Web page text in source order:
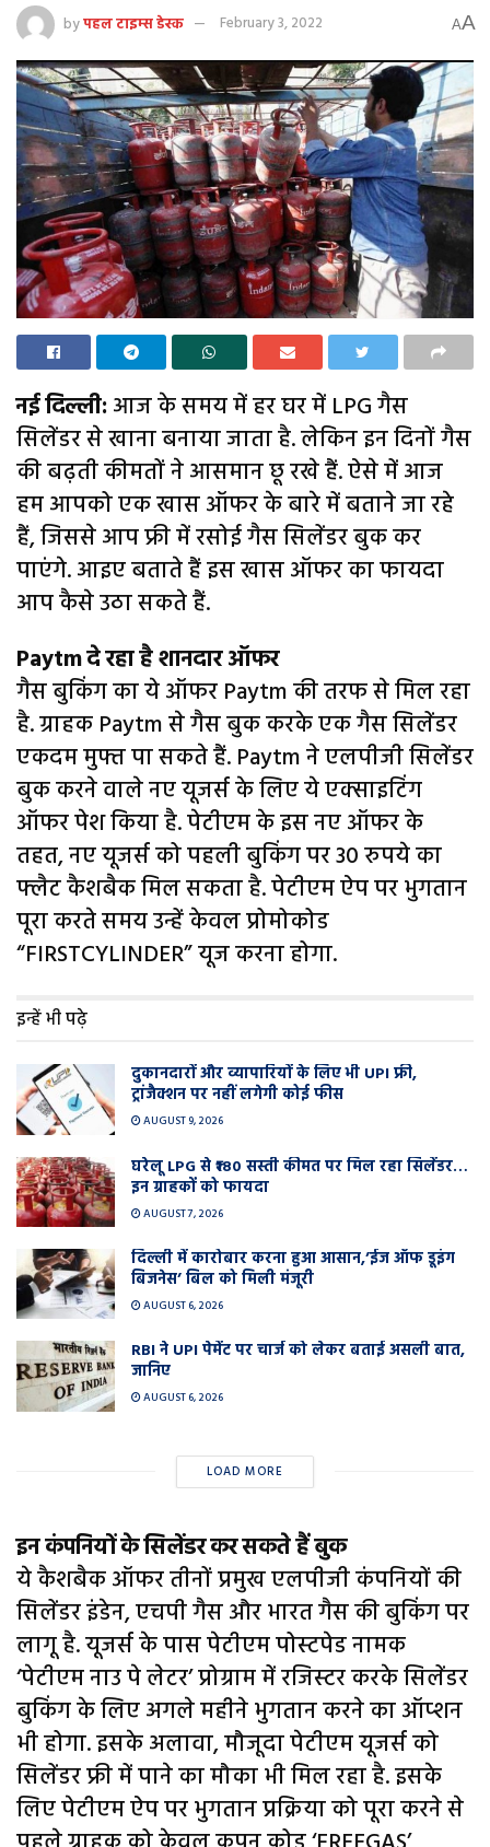
byपहल टाइम्स डेस्क February 3, 2022 AA
नई दिल्ली:आज के समय में हर घर में LPG गैस
सिलेंडर से खाना बनाया जाता है. लेकिन इन दिनों गैस
की बढ़ती कीमतों ने आसमान छू रखे हैं. ऐसे में आज
हम आपको एक खास ऑफर के बारे में बताने जा रहे
हैं, जिससे आप फ्री में रसोई गैस सिलेंडर बुक कर
पाएंगे. आइए बताते हैं इस खास ऑफर का फायदा
आप कैसे उठा सकते हैं.
Paytm दे रहा है शानदार ऑफर
गैस बुकिंग का ये ऑफर Paytm की तरफ से मिल रहा
है. ग्राहक Paytm से गैस बुक करके एक गैस सिलेंडर
एकदम मुफ्त पा सकते हैं. Paytm ने एलपीजी सिलेंडर
बुक करने वाले नए यूजर्स के लिए ये एक्साइटिंग
ऑफर पेश किया है. पेटीएम के इस नए ऑफर के
तहत, नए यूजर्स को पहली बुकिंग पर 30 रुपये का
फ्लैट कैशबैक मिल सकता है. पेटीएम ऐप पर भुगतान
पूरा करते समय उन्हें केवल प्रोमोकोड
“FIRSTCYLINDER” यूज करना होगा.
इन्हें भी पढ़े
दुकानदारों और व्यापारियों के लिए भी UPI फ्री,
ट्रांजैक्शन पर नहीं लगेगी कोई फीस
AUGUST 9, 2026
घरेलू LPG से ₹180 सस्ती कीमत पर मिल रहा सिलेंडर…
इन ग्राहकों को फायदा
AUGUST 7, 2026
दिल्ली में कारोबार करना हुआ आसान,’ईज ऑफ डूइंग
बिजनेस’ बिल को मिली मंजूरी
AUGUST 6, 2026
RBI ने UPI पेमेंट पर चार्ज को लेकर बताई असली बात,
जानिए
AUGUST 6, 2026
LOAD MORE
इन कंपनियों के सिलेंडर कर सकते हैं बुक
ये कैशबैक ऑफर तीनों प्रमुख एलपीजी कंपनियों की
सिलेंडर इंडेन, एचपी गैस और भारत गैस की बुकिंग पर
लागू है. यूजर्स के पास पेटीएम पोस्टपेड नामक
‘पेटीएम नाउ पे लेटर’ प्रोग्राम में रजिस्टर करके सिलेंडर
बुकिंग के लिए अगले महीने भुगतान करने का ऑप्शन
भी होगा. इसके अलावा, मौजूदा पेटीएम यूजर्स को
सिलेंडर फ्री में पाने का मौका भी मिल रहा है. इसके
लिए पेटीएम ऐप पर भुगतान प्रक्रिया को पूरा करने से